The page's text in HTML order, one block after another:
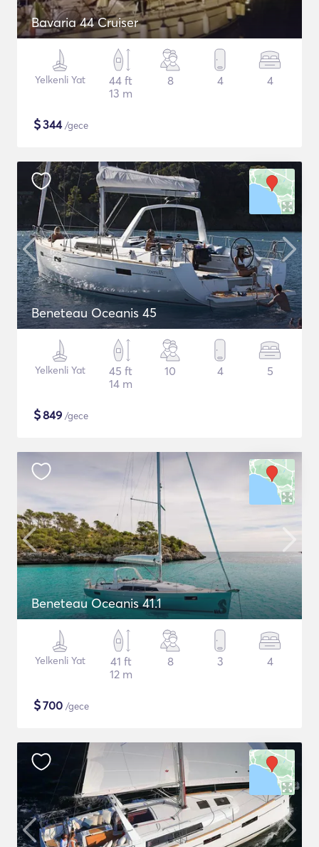
Bavaria 44 Cruiser
Yelkenli Yat
44 ft
13 m
8 4 4
$344/gece
Beneteau Oceanis 45
Yelkenli Yat
45 ft
14 m
10 4 5
$849 /gece
Beneteau Oceanis 41.1
Yelkenli Yat
41 ft
12 m
8 3 4
$700 /gece